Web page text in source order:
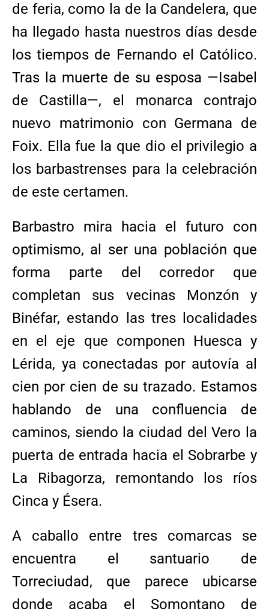
de feria, como la de la Candelera, que
ha llegado hasta nuestros días desde
los tiempos de Fernando el Católico.
Tras la muerte de su esposa —Isabel
de Castilla—, el monarca contrajo
nuevo matrimonio con Germana de
Foix. Ella fue la que dio el privilegio a
los barbastrenses para la celebración
de este certamen.
Barbastro mira hacia el futuro con
optimismo, al ser una población que
forma parte del corredor que
completan sus vecinas Monzón y
Binéfar, estando las tres localidades
en el eje que componen Huesca y
Lérida, ya conectadas por autovía al
cien por cien de su trazado. Estamos
hablando de una confluencia de
caminos, siendo la ciudad del Vero la
puerta de entrada hacia el Sobrarbe y
La Ribagorza, remontando los ríos
Cinca y Ésera.
A caballo entre tres comarcas se
encuentra el santuario de
Torreciudad, que parece ubicarse
donde acaba el Somontano de